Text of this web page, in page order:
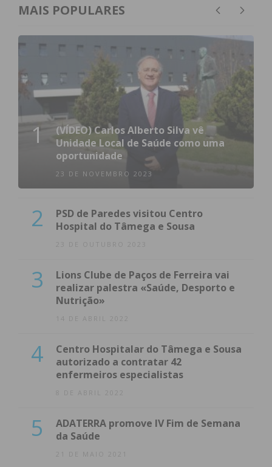
MAIS POPULARES
1
(VÍDEO) Carlos Alberto Silva vê
Unidade Local de Saúde como uma
oportunidade
23 DE NOVEMBRO 2023
2
PSD de Paredes visitou Centro
Hospital do Tâmega e Sousa
23 DE OUTUBRO 2023
3
Lions Clube de Paços de Ferreira vai
realizar palestra «Saúde, Desporto e
Nutrição»
14 DE ABRIL 2022
4
Centro Hospitalar do Tâmega e Sousa
autorizado a contratar 42
enfermeiros especialistas
8 DE ABRIL 2022
5
ADATERRA promove IV Fim de Semana
da Saúde
21 DE MAIO 2021